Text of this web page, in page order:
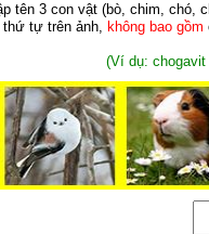
tên 3 con vật (bò, chim, chó,
thứ tự trên ảnh, không bao gồm
(Ví dụ: